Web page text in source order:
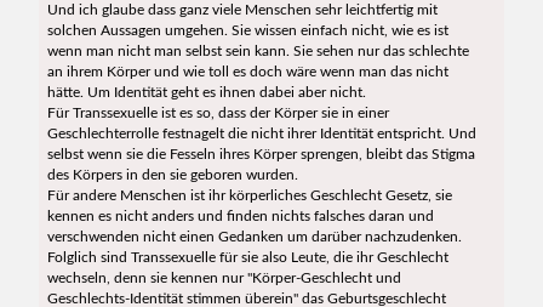
Und ich glaube dass ganz viele Menschen sehr leichtfertig mit
solchen Aussagen umgehen. Sie wissen einfach nicht, wie es ist
wenn man nicht man selbst sein kann. Sie sehen nur das schlechte
an ihrem Körper und wie toll es doch wäre wenn man das nicht
hätte. Um Identität geht es ihnen dabei aber nicht.
Für Transsexuelle ist es so, dass der Körper sie in einer
Geschlechterrolle festnagelt die nicht ihrer Identität entspricht. Und
selbst wenn sie die Fesseln ihres Körper sprengen, bleibt das Stigma
des Körpers in den sie geboren wurden.
Für andere Menschen ist ihr körperliches Geschlecht Gesetz, sie
kennen es nicht anders und finden nichts falsches daran und
verschwenden nicht einen Gedanken um darüber nachzudenken.
Folglich sind Transsexuelle für sie also Leute, die ihr Geschlecht
wechseln, denn sie kennen nur "Körper-Geschlecht und
Geschlechts-Identität stimmen überein" das Geburtsgeschlecht